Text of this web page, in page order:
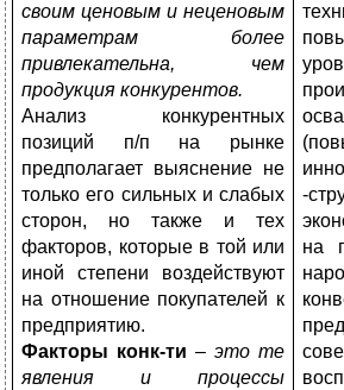
своим ценовым и неценовым
параметрам более
привлекательна, чем
продукция конкурентов.
Анализ конкурентных
позиций п/п на рынке
предполагает выяснение не
только его сильных и слабых
сторон, но также и тех
факторов, которые в той или
иной степени воздействуют
на отношение покупателей к
предприятию.
Факторы конк-ти – это те
явления и процессы
-
на